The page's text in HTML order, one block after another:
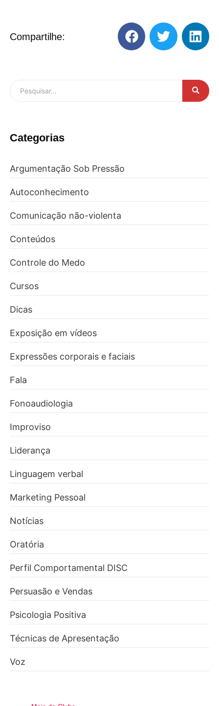
Compartilhe:
Categorias
Argumentação Sob Pressão
Autoconhecimento
Comunicação não-violenta
Conteúdos
Controle do Medo
Cursos
Dicas
Exposição em vídeos
Expressões corporais e faciais
Fala
Fonoaudiologia
Improviso
Liderança
Linguagem verbal
Marketing Pessoal
Notícias
Oratória
Perfil Comportamental DISC
Persuasão e Vendas
Psicologia Positiva
Técnicas de Apresentação
Voz